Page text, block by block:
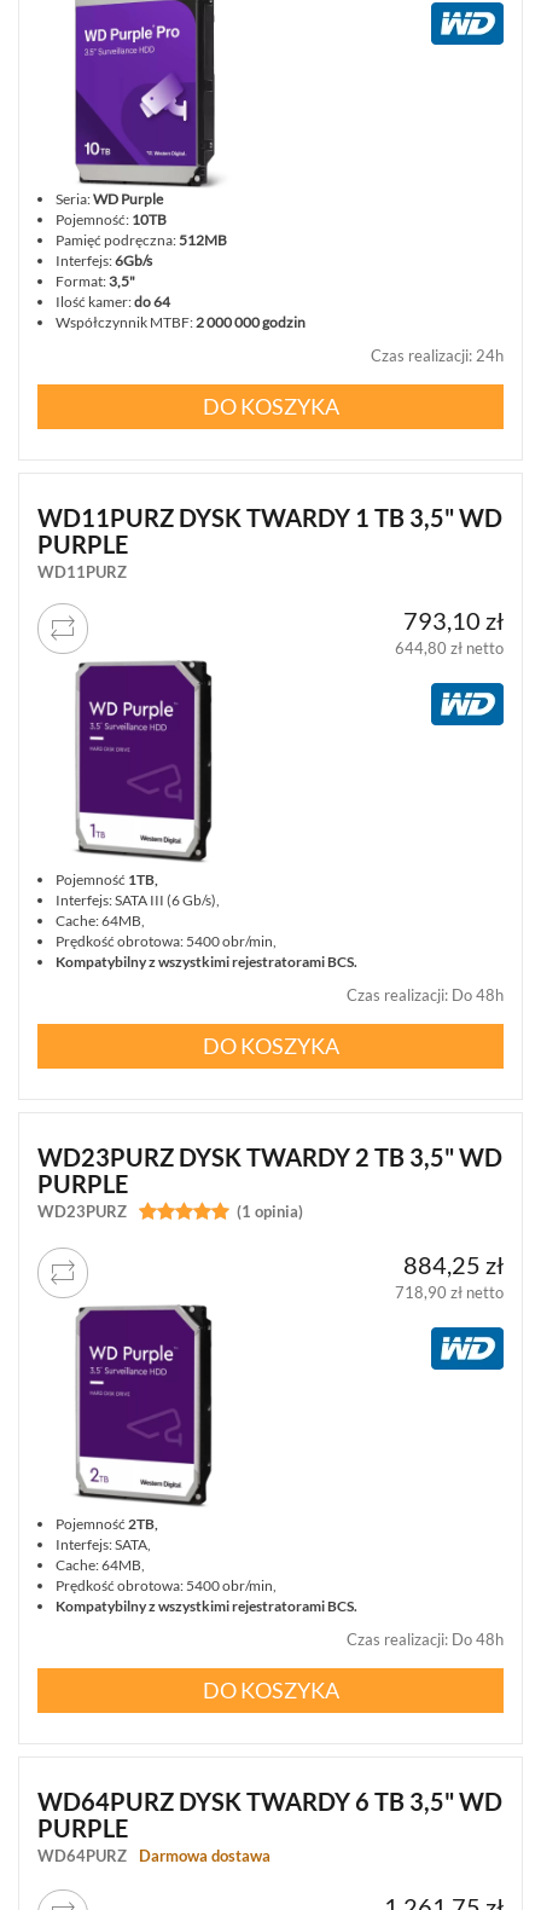
WSPÓŁPRACARABATOWE
Seria:WD Purple
Pojemność: 10TB
Pamięć podręczna:512MB
Interfejs:6Gb/s
Format:3,5"
Ilość kamer:do 64
Współczynnik MTBF:2 000 000 godzin
Czas realizacji: 24h
DO KOSZYKA
WD11PURZ DYSK TWARDY 1 TB 3,5" WD
PURPLE
WD11PURZ
793,10 zł
644,80 zł netto
Pojemność 1TB,
Interfejs: SATA III (6 Gb/s),
Cache: 64MB,
Prędkość obrotowa: 5400 obr/min,
Kompatybilny z wszystkimi rejestratorami BCS.
Czas realizacji: Do 48h
DO KOSZYKA
WD23PURZ DYSK TWARDY 2 TB 3,5" WD
PURPLE
WD23PURZ 
 (1 opinia)
884,25 zł
718,90 zł netto
Pojemność 2TB,
Interfejs: SATA,
Cache: 64MB,
Prędkość obrotowa: 5400 obr/min,
Kompatybilny z wszystkimi rejestratorami BCS.
Czas realizacji: Do 48h
DO KOSZYKA
WD64PURZ DYSK TWARDY 6 TB 3,5" WD
PURPLE
WD64PURZ Darmowa dostawa